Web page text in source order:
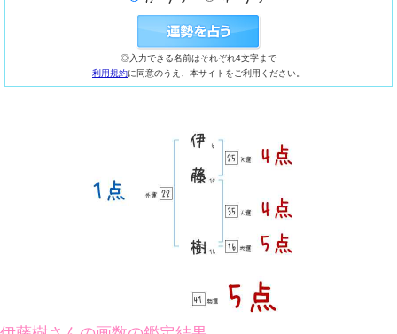
◎入力できる名前はそれぞれ4文字まで
利用規約に同意のうえ、本サイトをご利用ください。